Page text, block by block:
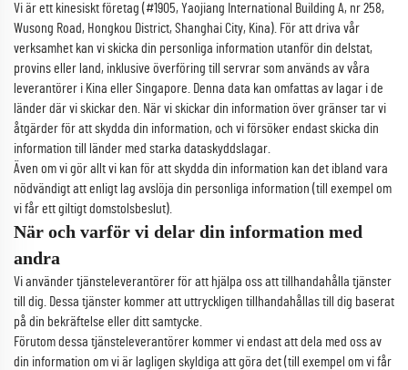
Vi är ett kinesiskt företag (#1905, Yaojiang International Building A, nr 258,
Wusong Road, Hongkou District, Shanghai City, Kina). För att driva vår
verksamhet kan vi skicka din personliga information utanför din delstat,
provins eller land, inklusive överföring till servrar som används av våra
leverantörer i Kina eller Singapore. Denna data kan omfattas av lagar i de
länder där vi skickar den. När vi skickar din information över gränser tar vi
åtgärder för att skydda din information, och vi försöker endast skicka din
information till länder med starka dataskyddslagar.
Även om vi gör allt vi kan för att skydda din information kan det ibland vara
nödvändigt att enligt lag avslöja din personliga information (till exempel om
vi får ett giltigt domstolsbeslut).
När och varför vi delar din information med
andra
Vi använder tjänsteleverantörer för att hjälpa oss att tillhandahålla tjänster
till dig. Dessa tjänster kommer att uttryckligen tillhandahållas till dig baserat
på din bekräftelse eller ditt samtycke.
Förutom dessa tjänsteleverantörer kommer vi endast att dela med oss av
din information om vi är lagligen skyldiga att göra det (till exempel om vi får